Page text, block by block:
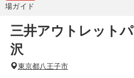
場ガイド
三井アウトレット
沢
東京都八王子市